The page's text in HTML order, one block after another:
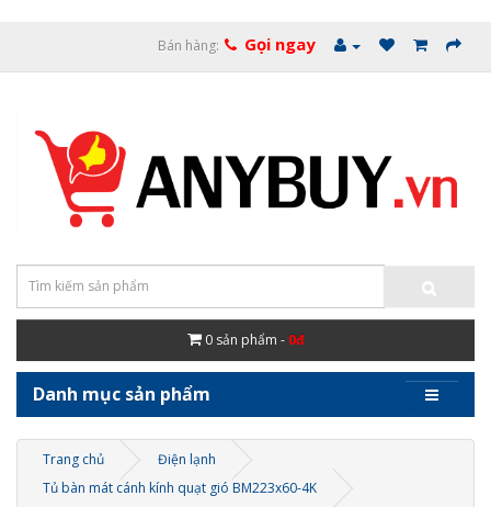
Bán hàng: Gọi ngay
0 sản phẩm - 0đ
Danh mục sản phẩm
Trang chủ
Điện lạnh
Tủ bàn mát cánh kính quạt gió BM223x60-4K